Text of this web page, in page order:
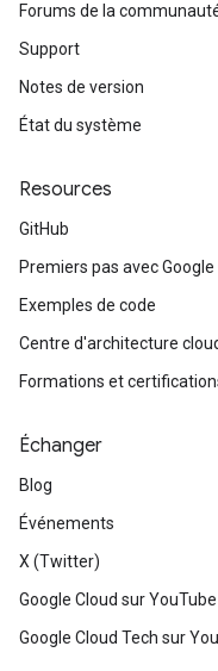
Forums de la
Support
Notes de version
État du système
Resources
GitHub
Premiers pas avec Google
Exemples de code
Centre d'architecture
Formations et
Échanger
Blog
Événements
X (Twitter)
Google Cloud sur YouTube
Google Cloud Tech sur